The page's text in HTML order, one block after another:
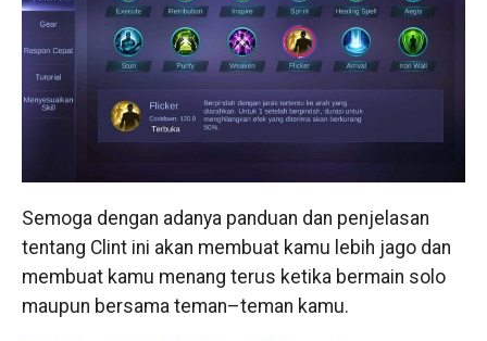
Semoga dengan adanya panduan dan penjelasan
tentang Clint ini akan membuat kamu lebih jago dan
membuat kamu menang terus ketika bermain solo
maupun bersama teman–teman kamu.